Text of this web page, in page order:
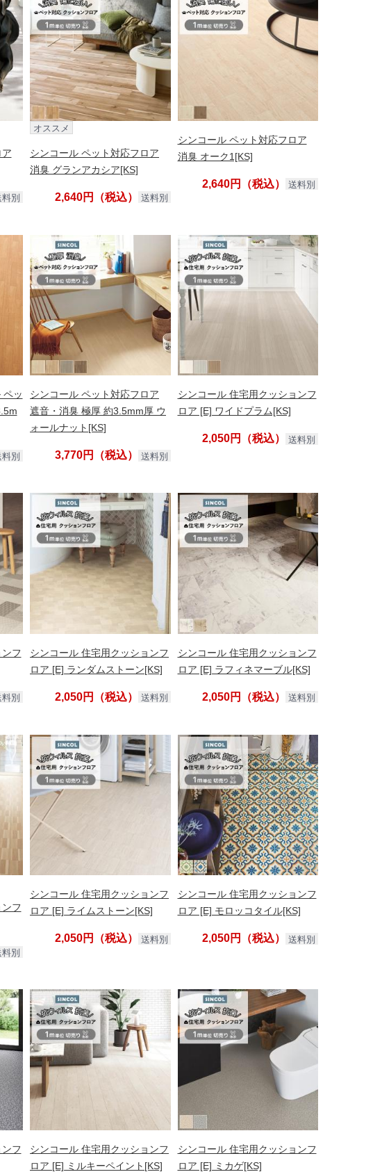
別
オススメ
シンコール ペット対応フロア
消臭 グランアカシア[KS]
2,640円（税込） 送料別
シンコール ペット対応フロア
消臭 オーク1[KS]
2,640円（税込） 送料別
ペッ
料別
シンコール ペット対応フロア
遮音・消臭 極厚 約3.5mm厚 ウ
ォールナット[KS]
3,770円（税込） 送料別
シンコール 住宅用クッションフ
ロア [E] ワイドプラム[KS]
2,050円（税込） 送料別
フ
別
シンコール 住宅用クッションフ
ロア [E] ランダムストーン[KS]
2,050円（税込） 送料別
シンコール 住宅用クッションフ
ロア [E] ラフィネマーブル[KS]
2,050円（税込） 送料別
フ
料別
シンコール 住宅用クッションフ
ロア [E] ライムストーン[KS]
2,050円（税込） 送料別
シンコール 住宅用クッションフ
ロア [E] モロッコタイル[KS]
2,050円（税込） 送料別
フ
シンコール 住宅用クッションフ
ロア [E] ミルキーペイント[KS]
シンコール 住宅用クッションフ
ロア [E] ミカゲ[KS]